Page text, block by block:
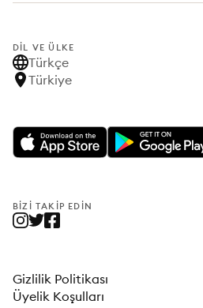
DIL VE ÜLKE
Türkçe
Türkiye
BIZI TAKIP EDIN
Gizlilik Politikası
Üyelik Koşulları